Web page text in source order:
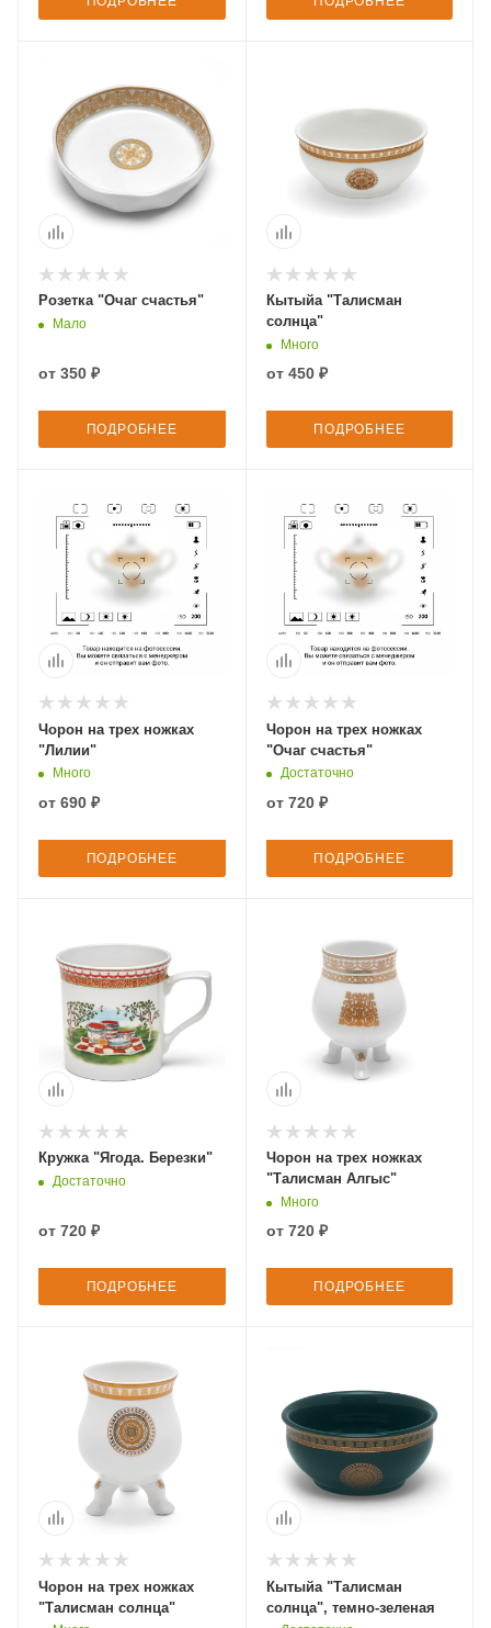
Розетка "Очаг счастья"
Мало
от 350 ₽
ПОДРОБНЕЕ
Кытыйа "Талисман
солнца"
Много
от 450 ₽
ПОДРОБНЕЕ
Чорон на трех ножках
"Лилии"
Много
от 690 ₽
ПОДРОБНЕЕ
Чорон на трех ножках
"Очаг счастья"
Достаточно
от 720 ₽
ПОДРОБНЕЕ
Кружка "Ягода. Березки"
Достаточно
от 720 ₽
ПОДРОБНЕЕ
Чорон на трех ножках
"Талисман Алгыс"
Много
от 720 ₽
ПОДРОБНЕЕ
Чорон на трех ножках
"Талисман солнца"
Кытыйа "Талисман
солнца", темно-зеленая